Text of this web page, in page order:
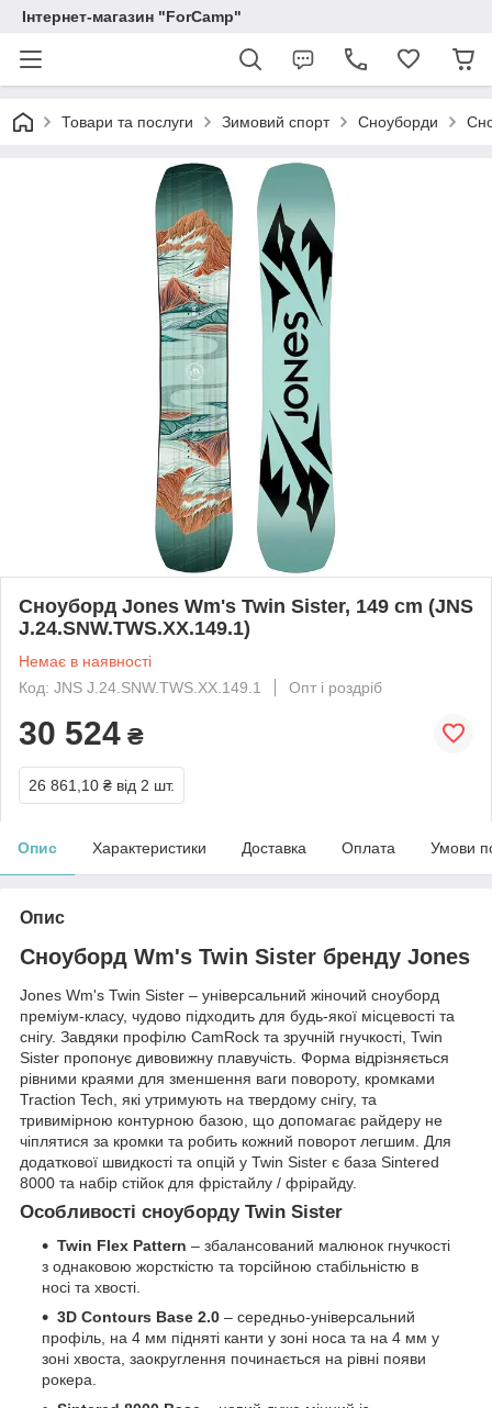
Інтернет-магазин "ForCamp"
Товари та послуги Зимовий спорт Сноуборди
Сноуборд Jones Wm's Twin Sister, 149 cm (JNS
J.24.SNW.TWS.XX.149.1)
Немає в наявності
Код: JNS J.24.SNW.TWS.XX.149.1
Опт і роздріб
30 524 ₴
26 861,10 ₴ від 2 шт.
Опис Характеристики Доставка Оплата Умови
Опис
Сноуборд Wm's Twin Sister бренду Jones
Jones Wm's Twin Sister – універсальний жіночий сноуборд
преміум-класу, чудово підходить для будь-якої місцевості та
снігу. Завдяки профілю CamRock та зручній гнучкості, Twin
Sister пропонує дивовижну плавучість. Форма відрізняється
рівними краями для зменшення ваги повороту, кромками
Traction Tech, які утримують на твердому снігу, та
тривимірною контурною базою, що допомагає райдеру не
чіплятися за кромки та робить кожний поворот легшим. Для
додаткової швидкості та опцій у Twin Sister є база Sintered
8000 та набір стійок для фрістайлу / фрірайду.
Особливості сноуборду Twin Sister
Twin Flex Pattern – збалансований малюнок гнучкості
з однаковою жорсткістю та торсійною стабільністю в
носі та хвості.
3D Contours Base 2.0 – середньо-універсальний
профіль, на 4 мм підняті канти у зоні носа та на 4 мм у
зоні хвоста, заокруглення починається на рівні появи
рокера.